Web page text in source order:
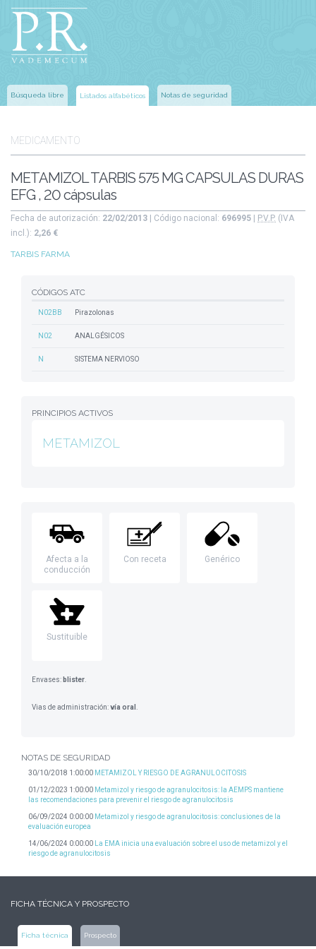
Búsqueda libre Listados alfabéticos Notas de seguridad
MEDICAMENTO
METAMIZOL TARBIS 575 MG CAPSULAS DURAS
EFG , 20 cápsulas
Fecha de autorización: 22/02/2013 | Código nacional: 696995 P.V.P. (IVA
incl.): 2,26 €
TARBIS FARMA
CÓDIGOS ATC
N02BB Pirazolonas
N02 ANALGÉSICOS
N SISTEMA NERVIOSO
PRINCIPIOS ACTIVOS
METAMIZOL
Afecta a la
conducción
Con receta Genérico
Sustituible
Envases: blister
Vias de administración:vía oral
NOTAS DE SEGURIDAD
30/10/2018 1:00:00 METAMIZOL Y RIESGO DE AGRANULOCITOSIS
01/12/2023 1:00:00 Metamizol y riesgo de agranulocitosis: la AEMPS mantiene
las recomendaciones para prevenir el riesgo de agranulocitosis
06/09/2024 0:00:00 Metamizol y riesgo de agranulocitosis: conclusiones de la
evaluación europea
14/06/2024 0:00:00
La EMA inicia una evaluación sobre el uso de metamizol y el
riesgo de agranulocitosis
FICHA TÉCNICA Y PROSPECTO
Ficha técnica Prospecto